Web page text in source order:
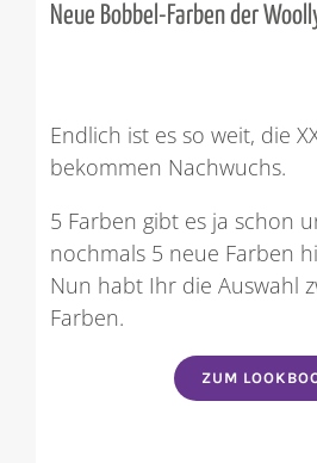
Neue Bobbel-Farben der
Endlich ist es so weit, die
bekommen Nachwuchs.
5 Farben gibt es ja schon
nochmals 5 neue Farben
Nun habt Ihr die Auswahl
Farben.
ZUM